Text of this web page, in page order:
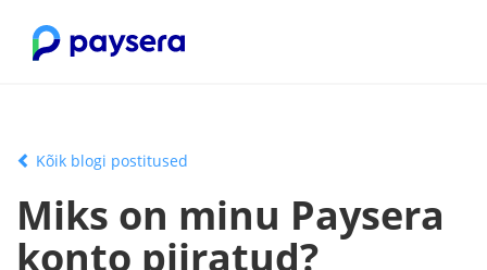
Kõik blogi postitused
Miks on minu Paysera
konto piiratud?